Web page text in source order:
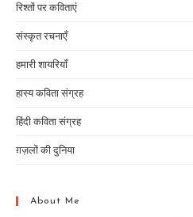
रिश्तों पर कविताएं
संस्कृत रचनाएँ
हमारी शायरियाँ
हास्य कविता संग्रह
हिंदी कविता संग्रह
ग़ज़लों की दुनिया
About Me